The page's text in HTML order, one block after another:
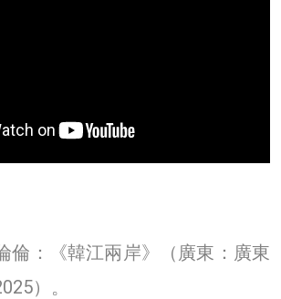
倫：《韓江兩岸》（廣東：廣東
）。